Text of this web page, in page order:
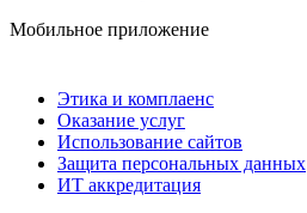
Мобильное приложение
Этика и комплаенс
Оказание услуг
Использование сайтов
Защита персональных данных
ИТ аккредитация